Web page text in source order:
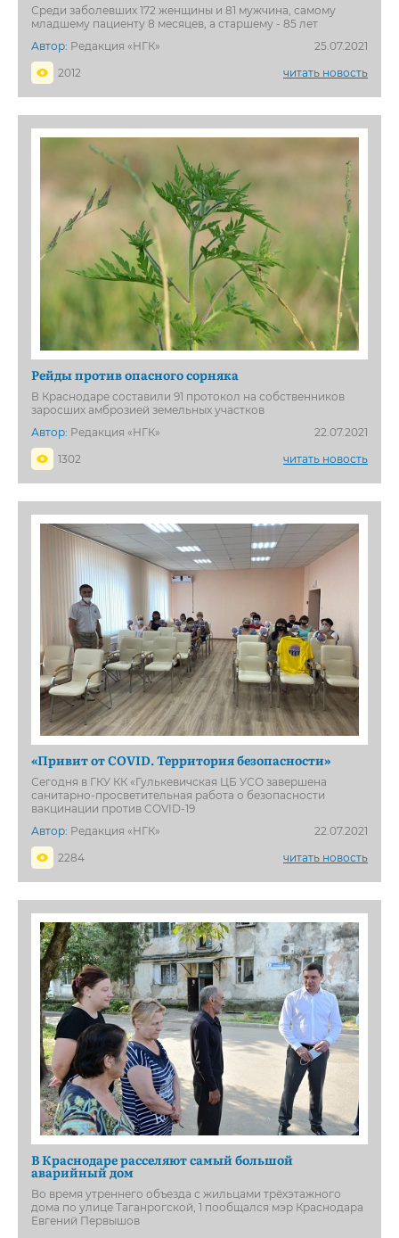
Среди заболевших 172 женщины и 81 мужчина, самому
младшему пациенту 8 месяцев, а старшему - 85 лет
Автор: Редакция «НГК»
25.07.2021
2012
читать новость
Рейды против опасного сорняка
В Краснодаре составили 91 протокол на собственников
заросших амброзией земельных участков
Автор: Редакция «НГК»
22.07.2021
1302
читать новость
«Привит от COVID. Территория безопасности»
Сегодня в ГКУ КК «Гулькевичская ЦБ УСО завершена
санитарно-просветительная работа о безопасности
вакцинации против COVID-19
Автор: Редакция «НГК»
22.07.2021
2284
читать новость
В Краснодаре расселяют самый большой
аварийный дом
Во время утреннего объезда с жильцами трёхэтажного
дома по улице Таганрогской, 1 пообщался мэр Краснодара
Евгений Первышов